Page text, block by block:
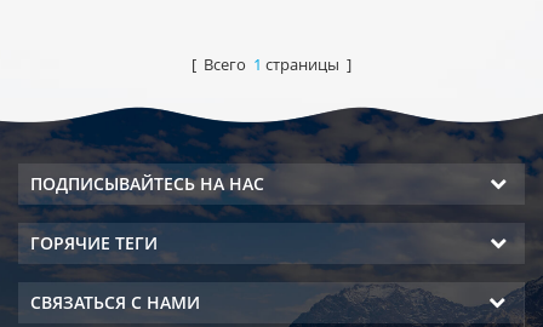
питьевую воду
счет сбора воды от
влажности воздуха.
[ Всего 1 страницы ]
ПОДПИСЫВАЙТЕСЬ НА НАС
ГОРЯЧИЕ ТЕГИ
СВЯЗАТЬСЯ С НАМИ